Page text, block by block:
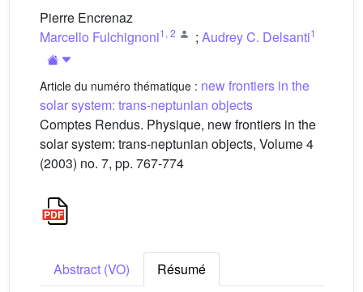
Pierre Encrenaz
Marcello Fulchignoni1 , 2 ; Audrey C. Delsanti1
Article du numéro thématique : new frontiers in the
solar system: trans-neptunian objects
Comptes Rendus. Physique, new frontiers in the
solar system: trans-neptunian objects, Volume 4
(2003) no. 7, pp. 767-774
Abstract (VO)
Résumé